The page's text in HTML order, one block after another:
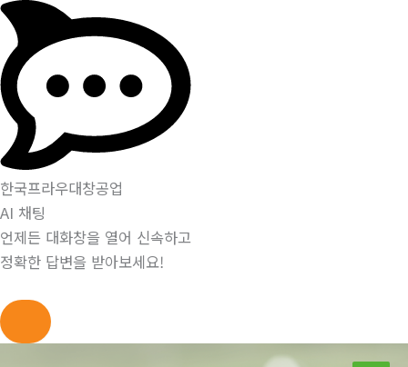
한국프라우대창공업
AI 채팅
언제든 대화창을 열어 신속하고
정확한 답변을 받아보세요!